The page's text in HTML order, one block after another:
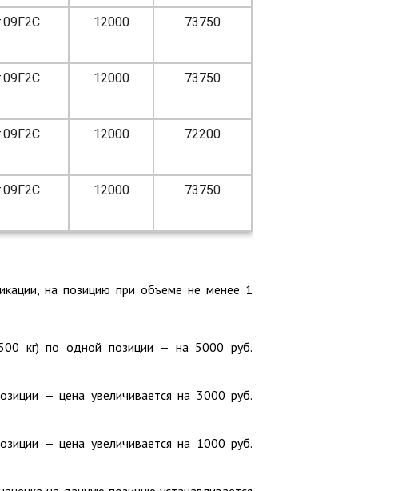
12000 73750
12000 73750
12000 72200
12000 73750
на позицию при объеме не менее 1
кг) по одной позиции — на 5000 руб.
— цена увеличивается на 3000 руб.
— цена увеличивается на 1000 руб.